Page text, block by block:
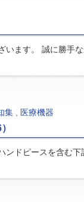
います。 誠に勝手
集 医療機器
ンドピースを含む下